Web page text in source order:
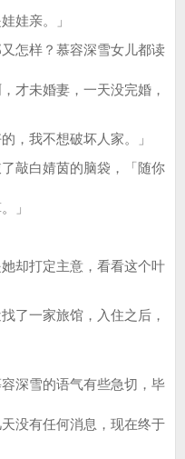
娃亲。」
怎样？慕容深雪女儿都读
才未婚妻，一天没完婚，
我不想破坏人家。」
敲白婧茵的脑袋，「随你
」
却打定主意，看看这个叶
一家旅馆，入住之后，
深雪的语气有些急切，毕
没有任何消息，现在终于